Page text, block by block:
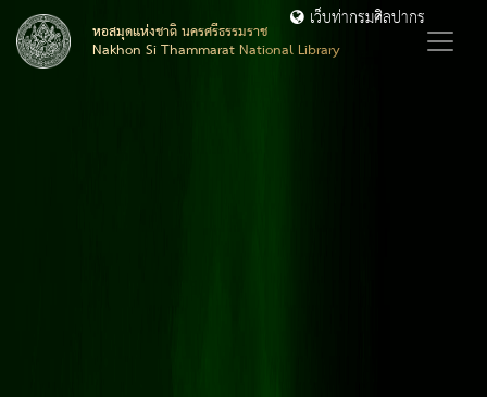
หอสมุดแห่งชาติ นครศรีธรรมราช
Nakhon Si Thammarat National Library
เว็บท่ากรมศิลปากร